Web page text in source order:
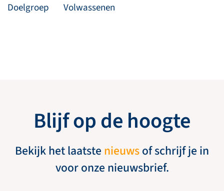
Doelgroep
Volwassenen
Blijf op de hoogte
Bekijk het laatste nieuwsof schrijf je in
voor onze nieuwsbrief.